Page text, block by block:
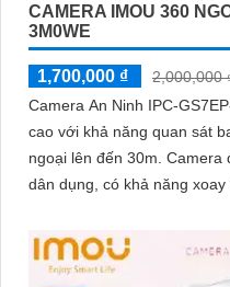
CAMERA IMOU 360
3M0WE
1,700,000 ₫
2,000,000
Camera An Ninh IPC-
cao với khả năng quan sát
ngoại lên đến 30m. Camera được thiết kế đặc biệt cho dự án
dân dụng, có khả năng